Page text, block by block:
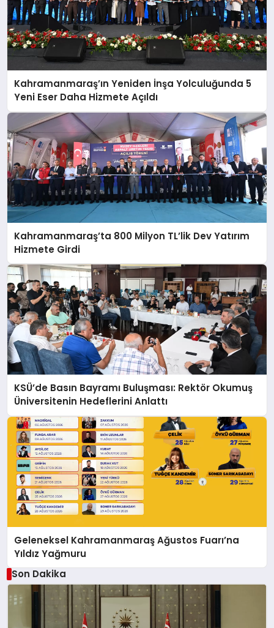
Kahramanmaraş’ın Yeniden İnşa Yolculuğunda 5
Yeni Eser Daha Hizmete Açıldı
Kahramanmaraş’ta 800 Milyon TL’lik Dev Yatırım
Hizmete Girdi
KSÜ’de Basın Bayramı Buluşması: Rektör Okumuş
Üniversitenin Hedeflerini Anlattı
Geleneksel Kahramanmaraş Ağustos Fuarı’na
Yıldız Yağmuru
Son Dakika